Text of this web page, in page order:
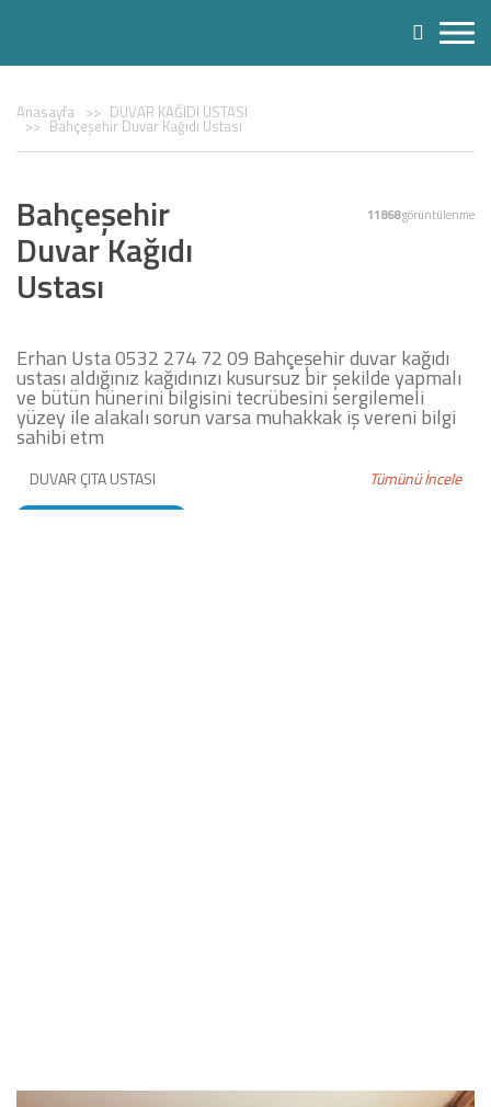
Anasayfa DUVAR KAĞIDI USTASI
Bahçeşehir Duvar Kağıdı Ustası
Bahçeşehir
Duvar Kağıdı
Ustası
11868görüntülenme
Erhan Usta 0532 274 72 09 Bahçeşehir duvar kağıdı
ustası aldığınız kağıdınızı kusursuz bir şekilde yapmalı
ve bütün hünerini bilgisini tecrübesini sergilemeli
yüzey ile alakalı sorun varsa muhakkak iş vereni bilgi
sahibi etm
DUVAR ÇITA USTASI Tümünü İncele